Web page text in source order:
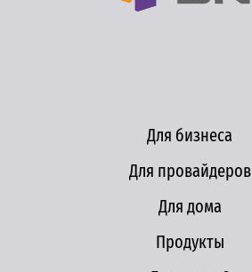
Для бизнеса
Для провайдеров
Для дома
Продукты